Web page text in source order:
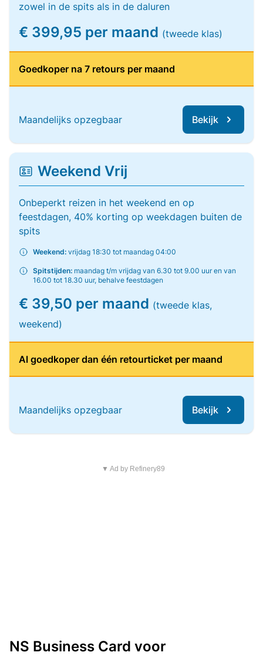
zowel in de spits als in de daluren
€ 399,95 per maand (tweede klas)
Goedkoper na 7 retours per maand
Maandelijks opzegbaar Bekijk
Weekend Vrij
Onbeperkt reizen in het weekend en op
feestdagen, 40% korting op weekdagen buiten de
spits
Weekend: vrijdag 18:30 tot maandag 04:00
Spitstijden: maandag t/m vrijdag van 6.30 tot 9.00 uur en van
16.00 tot 18.30 uur, behalve feestdagen
€ 39,50 per maand (tweede klas,
weekend)
Al goedkoper dan één retourticket per maand
Maandelijks opzegbaar Bekijk
▼ Ad by Refinery89
NS Business Card voor